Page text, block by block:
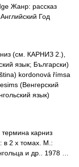
Жанр: рассказ
Год
(см. КАРНИЗ 2.),
язык; Български)
kordonová římsa
(Венгерский
язык)
карниз
в 2 х томах. М.:
и др.. 1978 …